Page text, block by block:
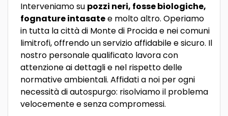
Interveniamo su pozzi neri, fosse biologiche,
fognature intasatee molto altro. Operiamo
in tutta la città di Monte di Procida e nei comuni
limitrofi, offrendo un servizio affidabile e sicuro. Il
nostro personale qualificato lavora con
attenzione ai dettagli e nel rispetto delle
normative ambientali. Affidati a noi per ogni
necessità di autospurgo: risolviamo il problema
velocemente e senza compromessi.